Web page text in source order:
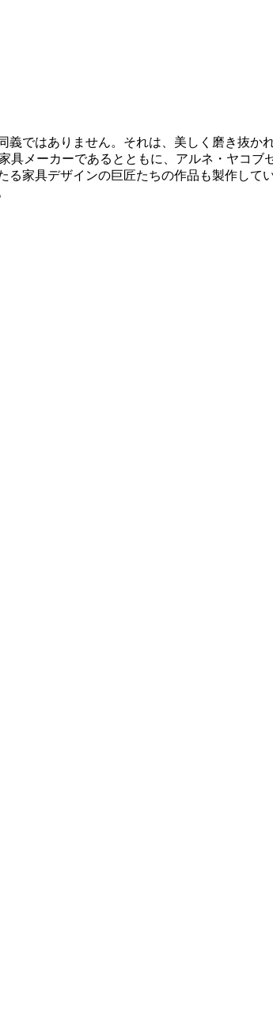
ではありません。それは、美しく磨き抜
メーカーであるとともに、アルネ・ヤコ
家具デザインの巨匠たちの作品も製作し